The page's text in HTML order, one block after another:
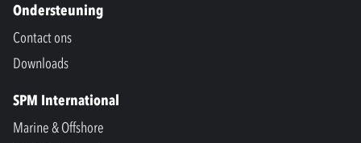
Ondersteuning
Contact ons
Downloads
SPM International
Marine & Offshore